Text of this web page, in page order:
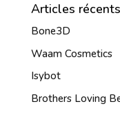
Articles récents
Bone3D
Waam Cosmetics
Isybot
Brothers Loving